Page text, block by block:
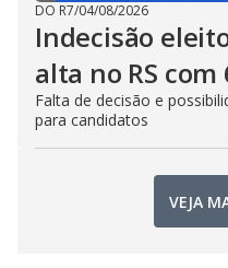
DO R7/04/08/2026
Indecisão
alta no RS com
Falta de decisão e
para candidatos
VEJA